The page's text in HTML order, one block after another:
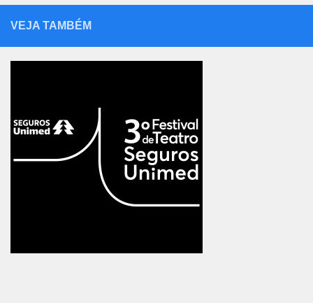
VEJA TAMBÉM